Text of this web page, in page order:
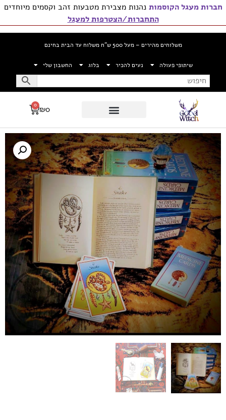
חברות מעגל הקוסמות נהנות מצבירת מטבעות זהב וקסמים מיוחדים
התחברות/הצטרפות למעגל
משלוחים מהירים – מעל 500 ש”ח משלוח עד הבית בחינם
שיתופי פעולה נעים להכיר בלוג החשבון שלי
₪0
0